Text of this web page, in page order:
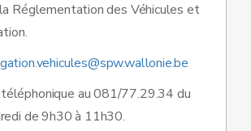
Réglementation des Véhicules et
au081/77.29.34 du
de 9h30 à 11h30.